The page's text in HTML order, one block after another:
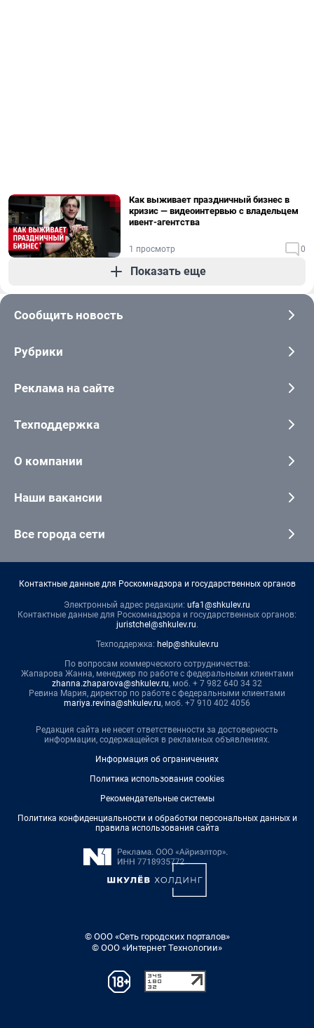
Как выживает праздничный бизнес в
кризис — видеоинтервью с владельцем
ивент-агентства
1 просмотр 0
Показать еще
Сообщить новость
Рубрики
Реклама на сайте
Техподдержка
О компании
Наши вакансии
Все города сети
Контактные данные для Роскомнадзора и государственных органов
Электронный адрес редакции: ufa1@shkulev.ru
Контактные данные для Роскомнадзора и государственных органов:
juristchel@shkulev.ru.
Техподдержка: help@shkulev.ru
По вопросам коммерческого сотрудничества:
Жапарова Жанна, менеджер по работе с федеральными клиентами
zhanna.zhaparova@shkulev.ru, моб. + 7 982 640 34 32
Ревина Мария, директор по работе с федеральными клиентами
mariya.revina@shkulev.ru, моб. +7 910 402 4056
Редакция сайта не несет ответственности за достоверность
информации, содержащейся в рекламных объявлениях.
Информация об ограничениях
Политика использования cookies
Рекомендательные системы
Политика конфиденциальности и обработки персональных данных и
правила использования сайта
© ООО «Сеть городских порталов»
© ООО «Интернет Технологии»